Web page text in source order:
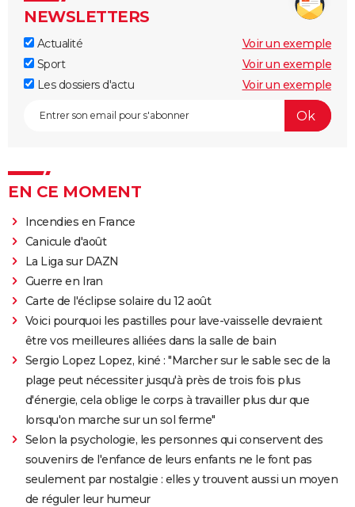
NEWSLETTERS
Actualité
Voir un exemple
Sport
Voir un exemple
Les dossiers d'actu
Voir un exemple
EN CE MOMENT
Incendies en France
Canicule d'août
La Liga sur DAZN
Guerre en Iran
Carte de l'éclipse solaire du 12 août
Voici pourquoi les pastilles pour lave-vaisselle devraient
être vos meilleures alliées dans la salle de bain
Sergio Lopez Lopez, kiné : "Marcher sur le sable sec de la
plage peut nécessiter jusqu'à près de trois fois plus
d'énergie, cela oblige le corps à travailler plus dur que
lorsqu'on marche sur un sol ferme"
Selon la psychologie, les personnes qui conservent des
souvenirs de l'enfance de leurs enfants ne le font pas
seulement par nostalgie : elles y trouvent aussi un moyen
de réguler leur humeur